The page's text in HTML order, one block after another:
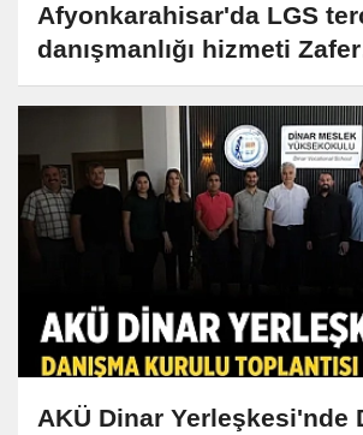
Afyonkarahisar'da LGS
danışmanlığı hizmeti Zafer
Meydanı'nda başladı
AKÜ Dinar Yerleşkesi'nde